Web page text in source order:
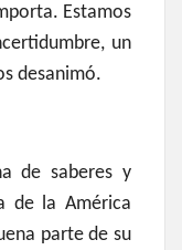
Estamos
un
desanimó.
de saberes y
de la América
parte de su